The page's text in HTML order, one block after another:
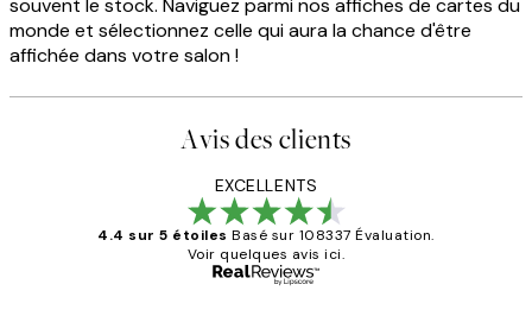
souvent le stock. Naviguez parmi nos affiches de cartes du
monde et sélectionnez celle qui aura la chance d'être
affichée dans votre salon !
Avis des clients
EXCELLENTS
4.4 sur 5 étoiles Basé sur 108337 Évaluation.
Voir quelques avis ici.